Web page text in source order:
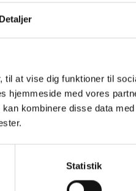
Detaljer
at vise dig funktioner til
hjemmeside med vores
kombinere disse data
Statistik
et kapløb, men en social
til at dække omkostninger ved